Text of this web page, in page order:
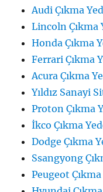
Audi Çıkma
Lincoln Çıkma
Honda Çıkma
Ferrari Çıkma
Acura Çıkma
Yıldız Sanayi
Proton Çıkma
İkco Çıkma
Dodge Çıkma
Ssangyong
Peugeot